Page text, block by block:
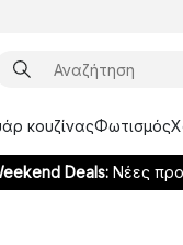
κουζίναςΦωτισμός
Deals: Νέες